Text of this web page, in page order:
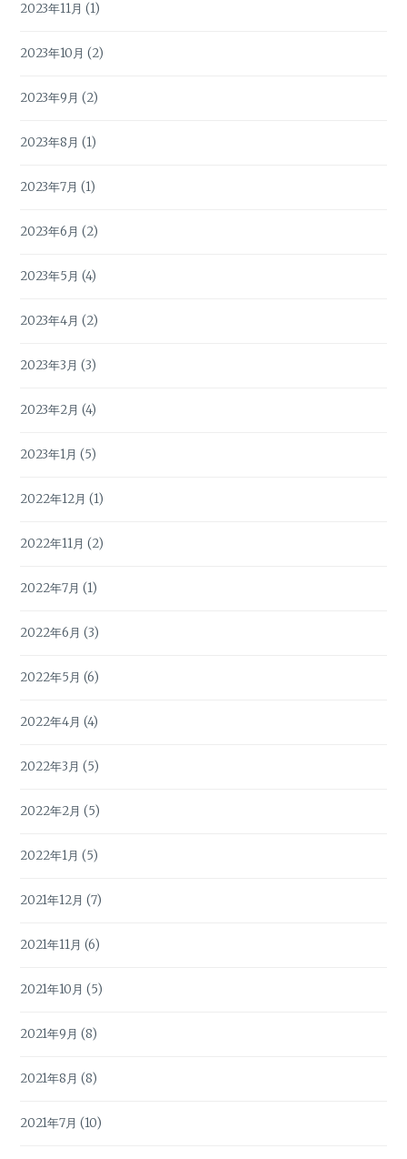
2023年11月 (1)
2023年10月 (2)
2023年9月 (2)
2023年8月 (1)
2023年7月 (1)
2023年6月 (2)
2023年5月 (4)
2023年4月 (2)
2023年3月 (3)
2023年2月 (4)
2023年1月 (5)
2022年12月 (1)
2022年11月 (2)
2022年7月 (1)
2022年6月 (3)
2022年5月 (6)
2022年4月 (4)
2022年3月 (5)
2022年2月 (5)
2022年1月 (5)
2021年12月 (7)
2021年11月 (6)
2021年10月 (5)
2021年9月 (8)
2021年8月 (8)
2021年7月 (10)